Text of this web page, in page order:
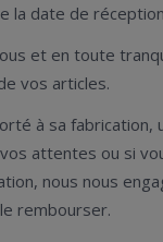
la date de
et en toute
vos articles.
à sa fabrication,
attentes ou si
nous nous
rembourser.